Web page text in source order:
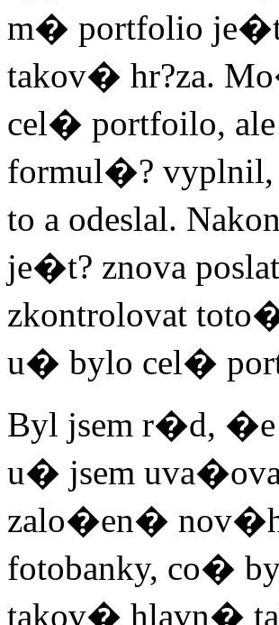
m� portfolio
takov� hr?za.
cel� portfoilo,
formul�? vyplnil,
to a odeslal.
je�t? znova
zkontrolovat
u� bylo cel�
Byl jsem r�d,
u� jsem
zalo�en�
fotobanky, co�
takov� hlavn�